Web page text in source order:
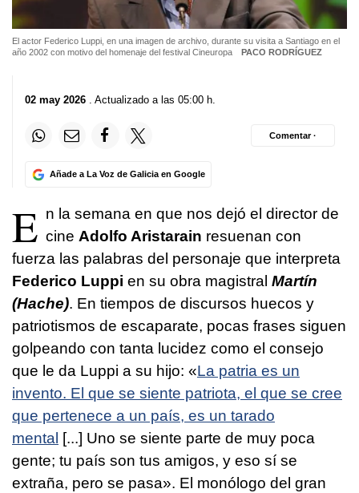
El actor Federico Luppi, en una imagen de archivo, durante su visita a Santiago en el
año 2002 con motivo del homenaje del festival Cineuropa
PACO RODRÍGUEZ
02 may 2026 . Actualizado a las 05:00 h.
Añade a La Voz de Galicia en Google
Comentar ·
E n la semana en que nos dejó el director de
cine Adolfo Aristarain resuenan con
fuerza las palabras del personaje que interpreta
Federico Luppi en su obra magistral Martín
(Hache). En tiempos de discursos huecos y
patriotismos de escaparate, pocas frases siguen
golpeando con tanta lucidez como el consejo
que le da Luppi a su hijo: «La patria es un
invento. El que se siente patriota, el que se cree
que pertenece a un país, es un tarado
mental [...] Uno se siente parte de muy poca
gente; tu país son tus amigos, y eso sí se
extraña, pero se pasa». El monólogo del gran